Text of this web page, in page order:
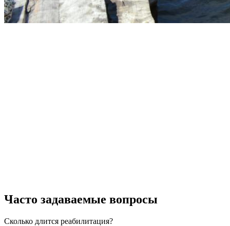
Часто задаваемые вопросы
Сколько длится реабилитация?